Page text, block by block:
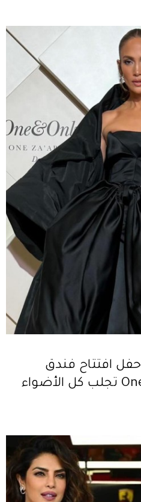
افتتاح فندق
One&Only One Za'abeel تجلب كل الأضواء